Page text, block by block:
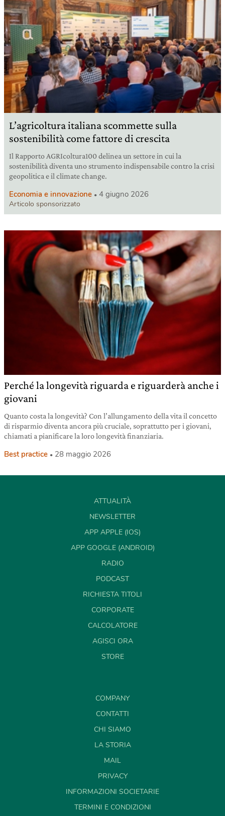
L’agricoltura italiana scommette sulla
sostenibilità come fattore di crescita
Il Rapporto AGRIcoltura100 delinea un settore in cui la
sostenibilità diventa uno strumento indispensabile contro la crisi
geopolitica e il climate change.
Economia e innovazione 4 giugno 2026
Articolo sponsorizzato
Perché la longevità riguarda e riguarderà anche i
giovani
Quanto costa la longevità? Con l’allungamento della vita il concetto
di risparmio diventa ancora più cruciale, soprattutto per i giovani,
chiamati a pianificare la loro longevità finanziaria.
Best practice 28 maggio 2026
ATTUALITÀ
NEWSLETTER
APP APPLE (IOS)
APP GOOGLE (ANDROID)
RADIO
PODCAST
RICHIESTA TITOLI
CORPORATE
CALCOLATORE
AGISCI ORA
STORE
COMPANY
CONTATTI
CHI SIAMO
LA STORIA
MAIL
PRIVACY
INFORMAZIONI SOCIETARIE
TERMINI E CONDIZIONI